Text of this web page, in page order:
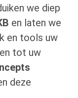
we diep
en laten we
en tools uw
tot uw
deze